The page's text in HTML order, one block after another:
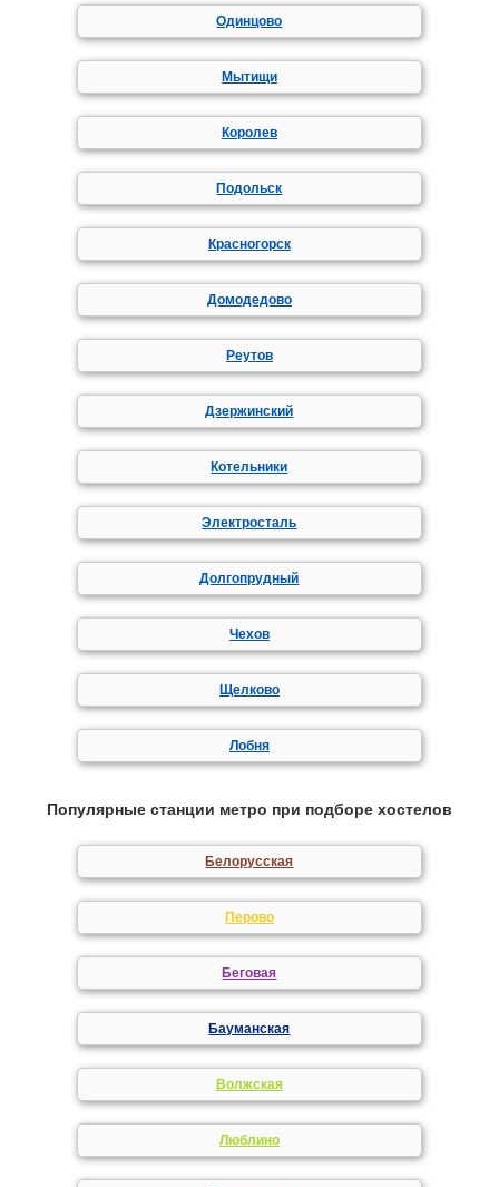
Одинцово
Мытищи
Королев
Подольск
Красногорск
Домодедово
Реутов
Дзержинский
Котельники
Электросталь
Долгопрудный
Чехов
Щелково
Лобня
Популярные станции метро при подборе хостелов
Белорусская
Перово
Беговая
Бауманская
Волжская
Люблино